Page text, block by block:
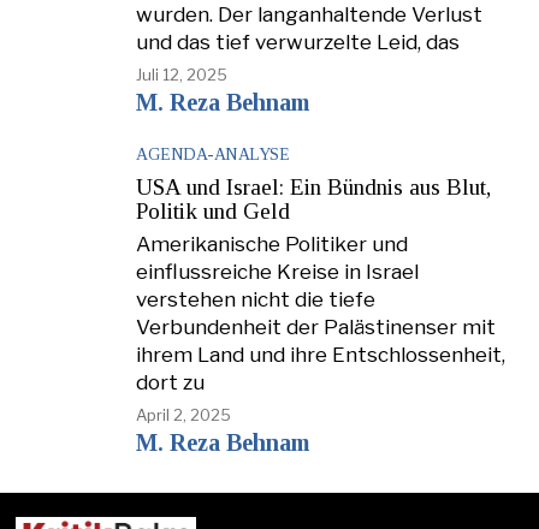
wurden. Der langanhaltende Verlust
und das tief verwurzelte Leid, das
Juli 12, 2025
M. Reza Behnam
AGENDA-ANALYSE
USA und Israel: Ein Bündnis aus Blut,
Politik und Geld
Amerikanische Politiker und
einflussreiche Kreise in Israel
verstehen nicht die tiefe
Verbundenheit der Palästinenser mit
ihrem Land und ihre Entschlossenheit,
dort zu
April 2, 2025
M. Reza Behnam